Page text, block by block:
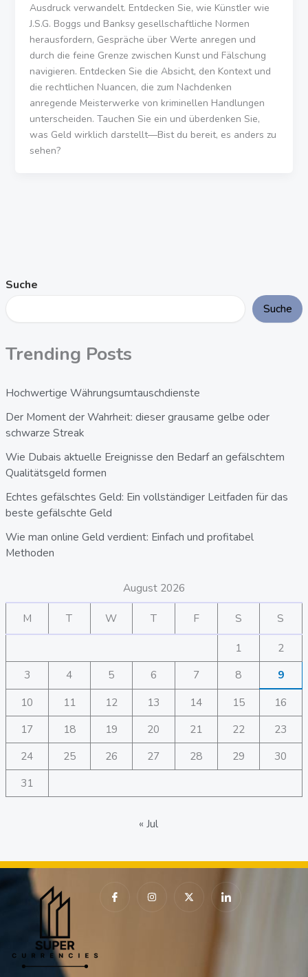
Suche
Suche
Trending Posts
Hochwertige Währungsumtauschdienste
Der Moment der Wahrheit: dieser grausame gelbe oder
schwarze Streak
Wie Dubais aktuelle Ereignisse den Bedarf an gefälschtem
Qualitätsgeld formen
Echtes gefälschtes Geld: Ein vollständiger Leitfaden für das
beste gefälschte Geld
Wie man online Geld verdient: Einfach und profitabel
Methoden
August 2026
M T W T F S S
1
2
3
4 5 6 7 8
9
10
11 12 13 14 15
16
17
18 19 20 21 22
23
24
25 26 27 28 29
30
31
« Jul
Ausdruck verwandelt. Entdecken Sie, wie Künstler wie
J.S.G. Boggs und Banksy gesellschaftliche Normen
herausfordern, Gespräche über Werte anregen und
durch die feine Grenze zwischen Kunst und Fälschung
navigieren. Entdecken Sie die Absicht, den Kontext und
die rechtlichen Nuancen, die zum Nachdenken
anregende Meisterwerke von kriminellen Handlungen
unterscheiden. Tauchen Sie ein und überdenken Sie,
was Geld wirklich darstellt—Bist du bereit, es anders zu
sehen?
c
o
n
s
-
t
c
o